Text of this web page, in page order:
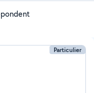
Particulier